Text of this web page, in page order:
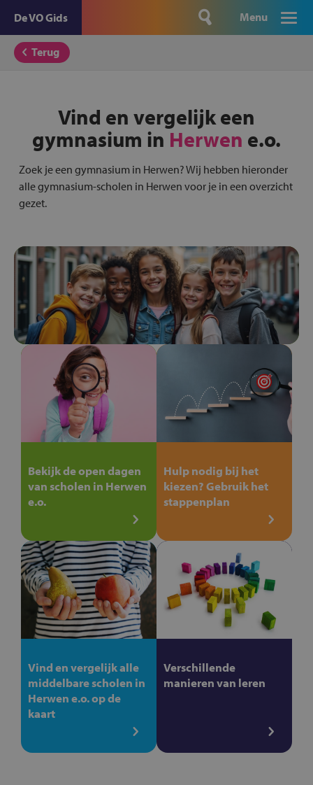
De VO Gids Menu
Terug
Vind en vergelijk een
gymnasium in Herwen e.o.
Zoek je een gymnasium in Herwen? Wij hebben hieronder
alle gymnasium-scholen in Herwen voor je in een overzicht
gezet.
Bekijk de open dagen
van scholen in Herwen
e.o.
Hulp nodig bij het
kiezen? Gebruik het
stappenplan
Vind en vergelijk alle
middelbare scholen in
Herwen e.o. op de
kaart
Verschillende
manieren van leren